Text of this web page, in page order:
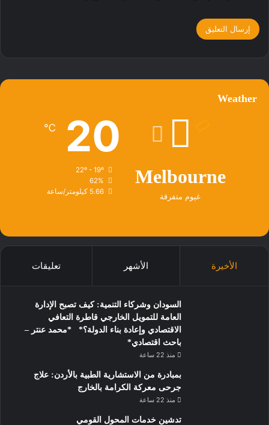
Weather
Melbourne
غيوم متفرقة
20
℃
22º - 19º
62%
5.66 كيلومتر/ساعة
الأخيرة الأشهر تعليقات
السودان وشركاء التنمية: كيف تصبح الإدارة
العامة للتمويل الخارجي قاطرة التعافي
الاقتصادي وإعادة بناء الدولة؟* *محمد عنتر –
باحث اقتصادي*
منذ 22 ساعة
بمبادرة من الاستشارية الطبية بالأردن: علاج
جرحى معركة الكرامة بالخارج
منذ 22 ساعة
تدشين خدمات المحول القومي